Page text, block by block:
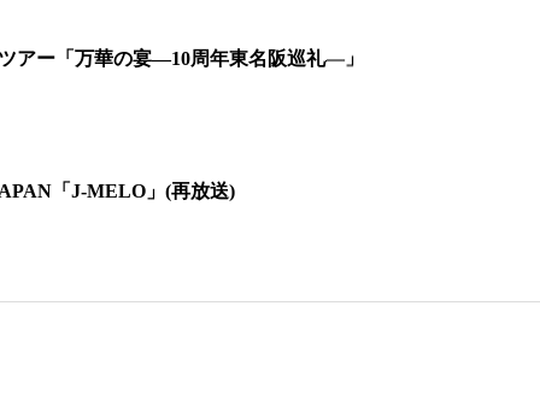
アー「万華の宴―10周年東名阪巡礼―」
「J-MELO」(再放送)